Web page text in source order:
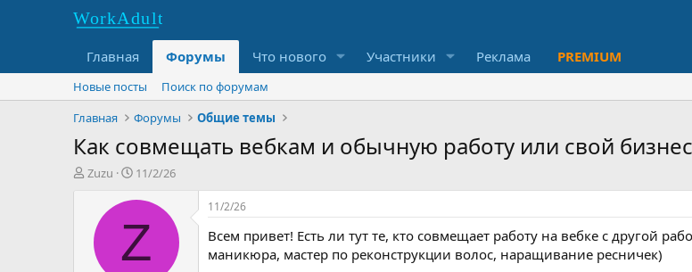
Главная Форумы Что нового Участники Реклама PREMIUM
Новые посты
Поиск по форумам
Главная
Форумы Общие темы
Как совмещать вебкам и обычную работу или свой
T
Zuzu
S
a
t
d
11/2/26
Z
11/2/26
Всем привет! Есть ли тут те, кто совмещает работу на вебке с другой
маникюра, мастер по реконструкции волос, наращивание ресничек)